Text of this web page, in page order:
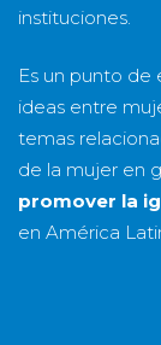
instituciones.
Es un punto
ideas entre
temas
de la mujer en
promover la
en América